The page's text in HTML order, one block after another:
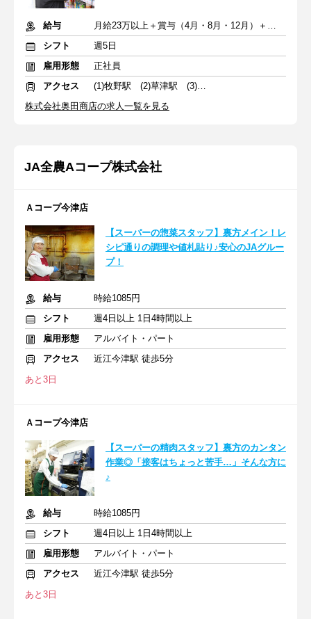
給与
月給23万以上＋賞与（4月・8月・12月）＋交通費
シフト
週5日
雇用形態
正社員
アクセス
(1)牧野駅 (2)草津駅 (3)京都河原町駅
株式会社奥田商店の求人一覧を見る
JA全農Aコープ株式会社
Ａコープ今津店
【スーパーの惣菜スタッフ】裏方メイン！レ
シピ通りの調理や値札貼り♪安心のJAグルー
プ！
給与
時給1085円
シフト
週4日以上 1日4時間以上
雇用形態
アルバイト・パート
アクセス
近江今津駅 徒歩5分
あと3日
Ａコープ今津店
【スーパーの精肉スタッフ】裏方のカンタン
作業◎「接客はちょっと苦手…」そんな方に
♪
給与
時給1085円
シフト
週4日以上 1日4時間以上
雇用形態
アルバイト・パート
アクセス
近江今津駅 徒歩5分
あと3日